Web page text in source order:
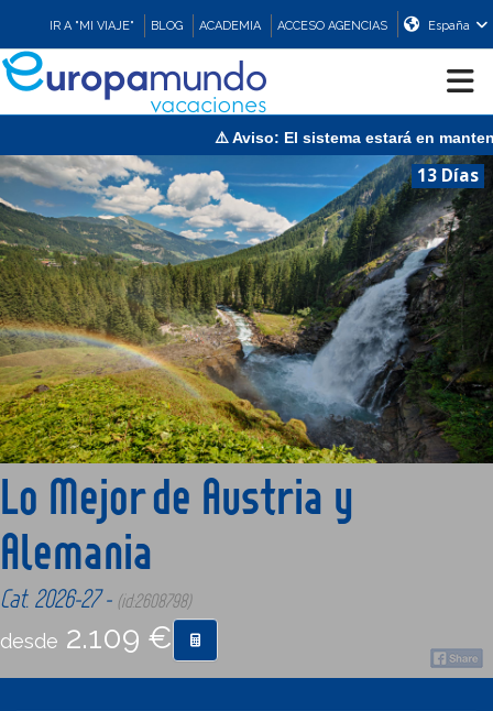
IR A "MI VIAJE" BLOG ACADEMIA ACCESO AGENCIAS España
CRUCEROS
EUROPA
ASIA
ORIENTE
PROMOCIONES
COMPRAR
⚠️ Aviso: El sistema estará en mantenimiento el
13 Días
Lo Mejor de Austria y
Alemania
Cat. 2026-27 - (id:2608798)
desde 2.109 €